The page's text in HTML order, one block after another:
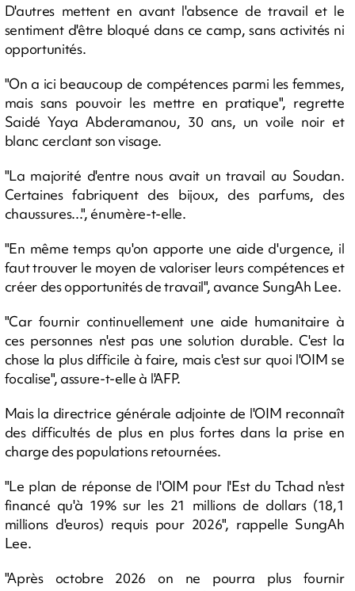
D'autres mettent en avant l'absence de travail et le
sentiment d'être bloqué dans ce camp, sans activités ni
opportunités.
"On a ici beaucoup de compétences parmi les femmes,
mais sans pouvoir les mettre en pratique", regrette
Saidé Yaya Abderamanou, 30 ans, un voile noir et
blanc cerclant son visage.
"La majorité d'entre nous avait un travail au Soudan.
Certaines fabriquent des bijoux, des parfums, des
chaussures...", énumère-t-elle.
"En même temps qu'on apporte une aide d'urgence, il
faut trouver le moyen de valoriser leurs compétences et
créer des opportunités de travail", avance SungAh Lee.
"Car fournir continuellement une aide humanitaire à
ces personnes n'est pas une solution durable. C'est la
chose la plus difficile à faire, mais c'est sur quoi l'OIM se
focalise", assure-t-elle à l'AFP.
Mais la directrice générale adjointe de l'OIM reconnaît
des difficultés de plus en plus fortes dans la prise en
charge des populations retournées.
"Le plan de réponse de l'OIM pour l'Est du Tchad n'est
financé qu'à 19% sur les 21 millions de dollars (18,1
millions d'euros) requis pour 2026", rappelle SungAh
Lee.
"Après octobre 2026 on ne pourra plus fournir